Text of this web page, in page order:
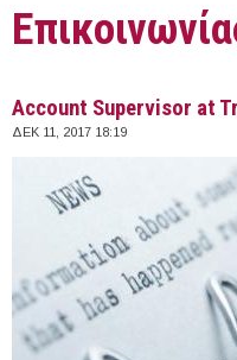
Account Supervisor at
ΔΕΚ 11, 2017 18:19